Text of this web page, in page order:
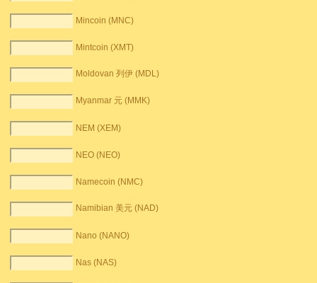
Mincoin (MNC)
Mintcoin (XMT)
Moldovan 列伊 (MDL)
Myanmar 元 (MMK)
NEM (XEM)
NEO (NEO)
Namecoin (NMC)
Namibian 美元 (NAD)
Nano (NANO)
Nas (NAS)